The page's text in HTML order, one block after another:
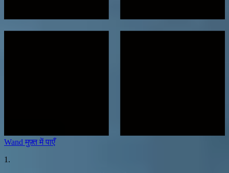
Wand मुफ़्त में पाएँ
1.